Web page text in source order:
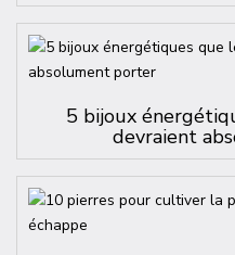
5 bijoux
devraient